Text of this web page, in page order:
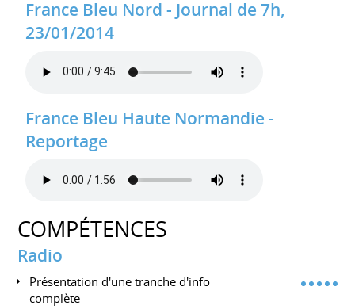
France Bleu Nord - Journal de 7h,
23/01/2014
France Bleu Haute Normandie -
Reportage
COMPÉTENCES
Radio
Présentation d'une tranche d'info
complète